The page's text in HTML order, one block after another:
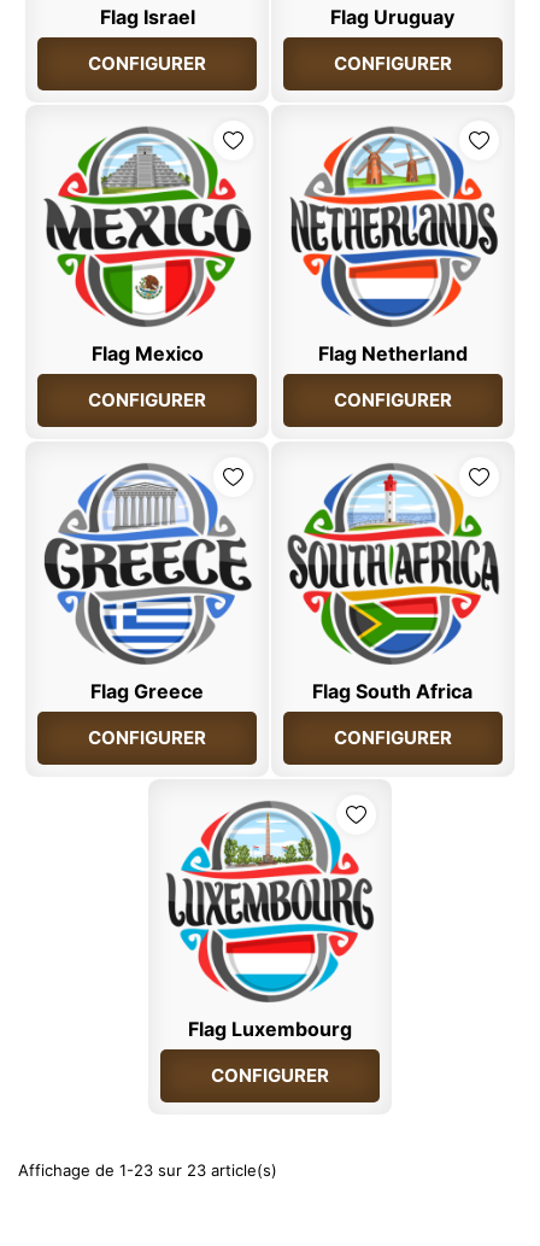
Flag Israel
CONFIGURER
Flag Uruguay
CONFIGURER
Flag Mexico
CONFIGURER
Flag Netherland
CONFIGURER
Flag Greece
CONFIGURER
Flag South Africa
CONFIGURER
Flag Luxembourg
CONFIGURER
Affichage de 1-23 sur 23 article(s)